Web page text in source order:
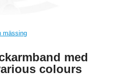
mässing
med
colours